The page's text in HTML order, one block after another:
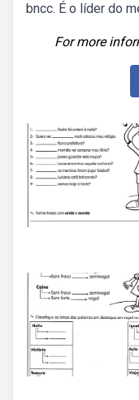
bncc. É o líder do
For more